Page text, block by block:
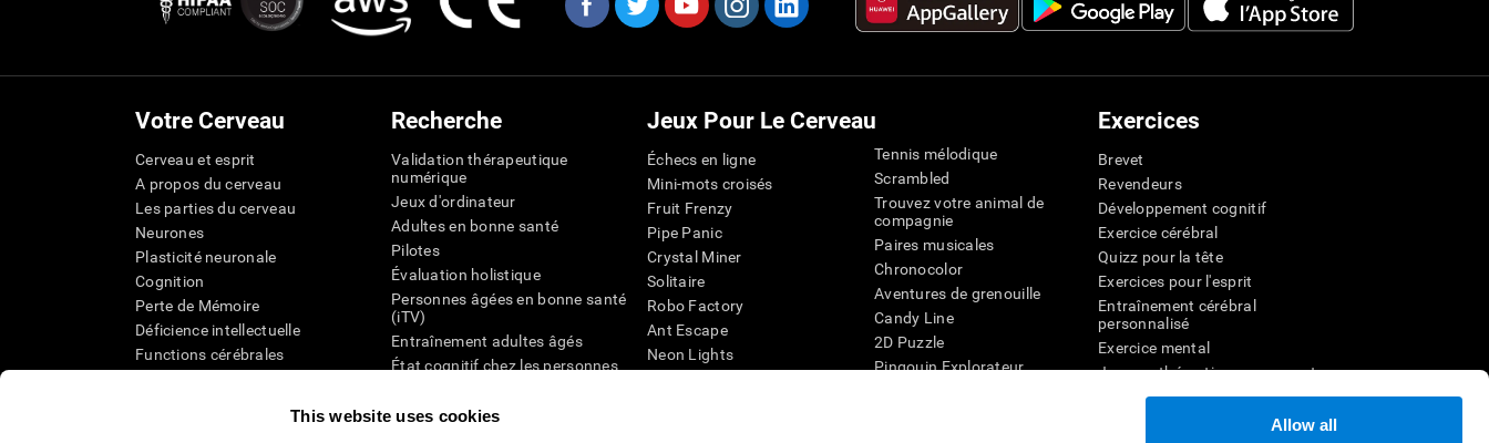
This website uses cookies
Allow all
Votre Cerveau
Cerveau et esprit
A propos du cerveau
Les parties du cerveau
Neurones
Plasticité neuronale
Cognition
Perte de Mémoire
Déficience intellectuelle
Functions cérébrales
Recherche
Validation thérapeutique
numérique
Jeux d'ordinateur
Adultes en bonne santé
Pilotes
Évaluation holistique
Personnes âgées en bonne santé
(iTV)
Entraînement adultes âgés
État cognitif chez les personnes
Révision systémique
Jeux Pour Le Cerveau
Échecs en ligne
Mini-mots croisés
Fruit Frenzy
Pipe Panic
Crystal Miner
Solitaire
Robo Factory
Ant Escape
Neon Lights
Tennis mélodique
Scrambled
Trouvez votre animal de
compagnie
Paires musicales
Chronocolor
Aventures de grenouille
Candy Line
2D Puzzle
Pingouin Explorateur
Exercices
Brevet
Revendeurs
Développement cognitif
Exercice cérébral
Quizz pour la tête
Exercices pour l'esprit
Entraînement cérébral
personnalisé
Exercice mental
Jeux mathématiques amusants
Compréhension de lecture